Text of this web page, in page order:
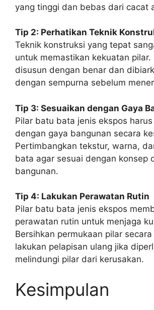
yang tinggi dan bebas dari cacat
Tip 2: Perhatikan Teknik
Teknik konstruksi yang tepat
untuk memastikan kekuatan pilar.
disusun dengan benar dan
dengan sempurna sebelum
Tip 3: Sesuaikan dengan Gaya
Pilar batu bata jenis ekspos
dengan gaya bangunan secara
Pertimbangkan tekstur, warna,
bata agar sesuai dengan konsep
bangunan.
Tip 4: Lakukan Perawatan Rutin
Pilar batu bata jenis ekspos
perawatan rutin untuk menjaga
Bersihkan permukaan pilar
lakukan pelapisan ulang jika
melindungi pilar dari kerusakan.
Kesimpulan